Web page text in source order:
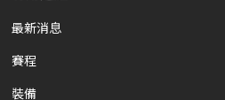
最新消息
賽程
裝備